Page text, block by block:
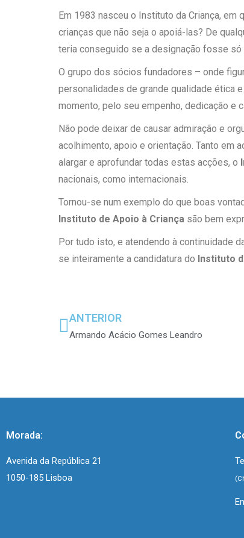
Em 1983 nasceu o Instituto da Criança, em
crianças que não seja o apoiá-las? De
teria conseguido se a designação fosse só
O grupo dos sócios fundadores – onde
personalidades de grande qualidade ética
momento, pelo seu empenho, dedicação e
Não pode deixar de causar admiração e
acolhimento, apoio e orientação. Tanto em
alargar e aprofundar todas estas acções, o
nacionais, como internacionais.
Tornou-se num exemplo do que boas
Instituto de Apoio à Criança são bem
Por tudo isto, e atendendo à continuidade
se inteiramente a candidatura do Instituto
ANTERIOR
Armando Acácio Gomes Leandro
Morada:
Avenida da República 21
1050-185 Lisboa